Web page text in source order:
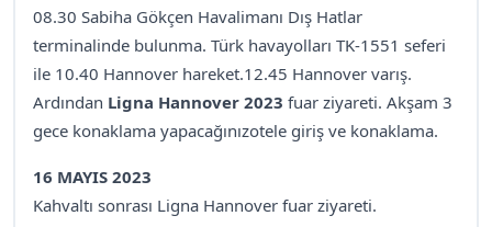
08.30 Sabiha Gökçen Havalimanı Dış Hatlar
terminalinde bulunma. Türk havayolları TK-1551 seferi
ile 10.40 Hannover hareket.12.45 Hannover varış.
Ardından Ligna Hannover 2023 fuar ziyareti. Akşam 3
gece konaklama yapacağınızotele giriş ve konaklama.
16 MAYIS 2023
Kahvaltı sonrası Ligna Hannover fuar ziyareti.